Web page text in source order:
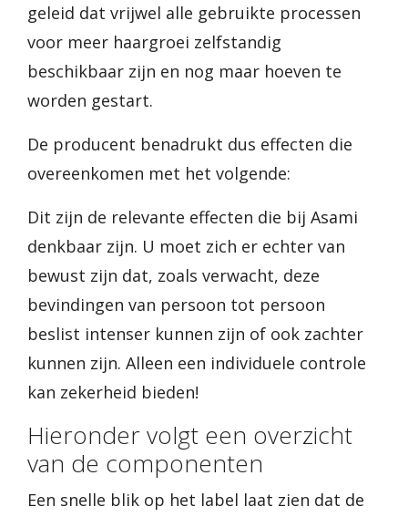
geleid dat vrijwel alle gebruikte processen
voor meer haargroei zelfstandig
beschikbaar zijn en nog maar hoeven te
worden gestart.
De producent benadrukt dus effecten die
overeenkomen met het volgende:
Dit zijn de relevante effecten die bij Asami
denkbaar zijn. U moet zich er echter van
bewust zijn dat, zoals verwacht, deze
bevindingen van persoon tot persoon
beslist intenser kunnen zijn of ook zachter
kunnen zijn. Alleen een individuele controle
kan zekerheid bieden!
Hieronder volgt een overzicht
van de componenten
Een snelle blik op het label laat zien dat de